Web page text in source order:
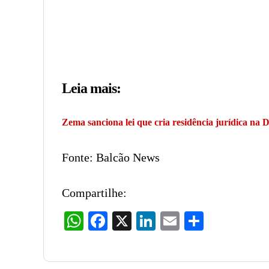
Leia mais:
Zema sanciona lei que cria residência jurídica na
Fonte: Balcão News
Compartilhe:
WhatsAppFacebook LinkedInEmail